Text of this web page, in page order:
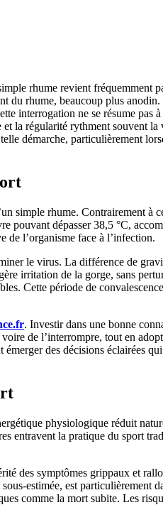
rhume revient fréquemment
du rhume, beaucoup plus
interrogation ne se résume
la régularité rythment souvent
démarche, particulièrement
simple rhume. Contrairement à
pouvant dépasser 38,5 °C,
de l’organisme face à l’infection.
le virus. La différence de
irritation de la gorge, sans
Cette période de
. Investir dans une bonne
de l’interrompre, tout en
des décisions éclairées
physiologique réduit
entravent la pratique du sport
des symptômes grippaux et
estimée, est particulièrement
comme la mort subite. Les